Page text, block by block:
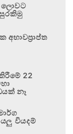
ලොවට
අභාවප්‍රාප්ත
22
නෑ
වියදම්